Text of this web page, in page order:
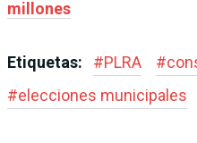
millones
Etiquetas: #PLRA #
#elecciones municipales